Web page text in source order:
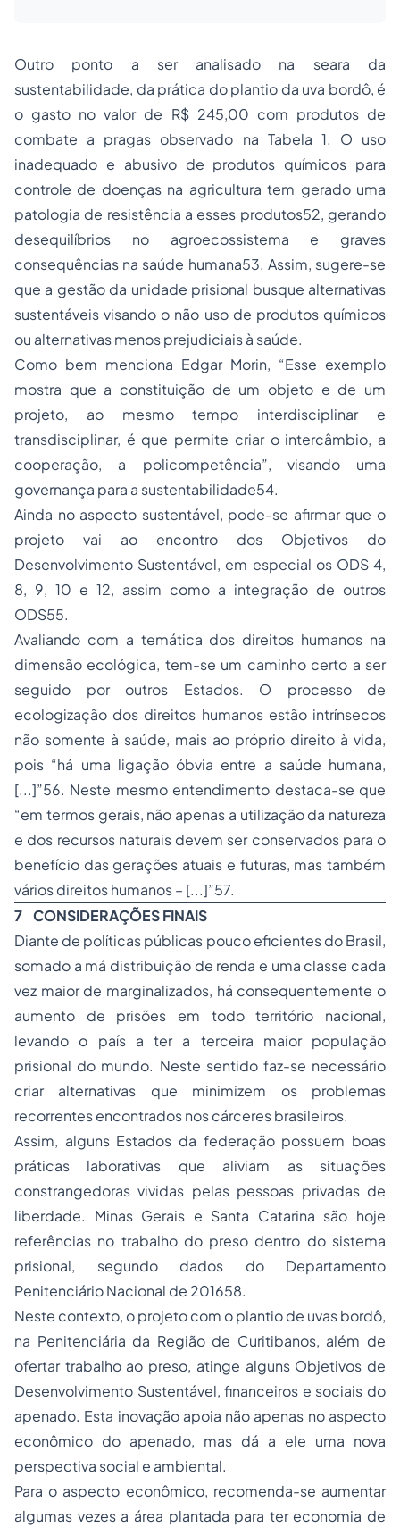
Outro ponto a ser analisado na seara da
sustentabilidade, da prática do plantio da uva bordô, é
o gasto no valor de R$ 245,00 com produtos de
combate a pragas observado na Tabela 1. O uso
inadequado e abusivo de produtos químicos para
controle de doenças na agricultura tem gerado uma
patologia de resistência a esses produtos52, gerando
desequilíbrios no agroecossistema e graves
consequências na saúde humana53. Assim, sugere-se
que a gestão da unidade prisional busque alternativas
sustentáveis visando o não uso de produtos químicos
ou alternativas menos prejudiciais à saúde.
Como bem menciona Edgar Morin, “Esse exemplo
mostra que a constituição de um objeto e de um
projeto, ao mesmo tempo interdisciplinar e
transdisciplinar, é que permite criar o intercâmbio, a
cooperação, a policompetência”, visando uma
governança para a sustentabilidade54.
Ainda no aspecto sustentável, pode-se afirmar que o
projeto vai ao encontro dos Objetivos do
Desenvolvimento Sustentável, em especial os ODS 4,
8, 9, 10 e 12, assim como a integração de outros
ODS55.
Avaliando com a temática dos direitos humanos na
dimensão ecológica, tem-se um caminho certo a ser
seguido por outros Estados. O processo de
ecologização dos direitos humanos estão intrínsecos
não somente à saúde, mais ao próprio direito à vida,
pois “há uma ligação óbvia entre a saúde humana,
[...]”56. Neste mesmo entendimento destaca-se que
“em termos gerais, não apenas a utilização da natureza
e dos recursos naturais devem ser conservados para o
benefício das gerações atuais e futuras, mas também
vários direitos humanos – [...]”57.
7 CONSIDERAÇÕES FINAIS
Diante de políticas públicas pouco eficientes do Brasil,
somado a má distribuição de renda e uma classe cada
vez maior de marginalizados, há consequentemente o
aumento de prisões em todo território nacional,
levando o país a ter a terceira maior população
prisional do mundo. Neste sentido faz-se necessário
criar alternativas que minimizem os problemas
recorrentes encontrados nos cárceres brasileiros.
Assim, alguns Estados da federação possuem boas
práticas laborativas que aliviam as situações
constrangedoras vividas pelas pessoas privadas de
liberdade. Minas Gerais e Santa Catarina são hoje
referências no trabalho do preso dentro do sistema
prisional, segundo dados do Departamento
Penitenciário Nacional de 201658.
Neste contexto, o projeto com o plantio de uvas bordô,
na Penitenciária da Região de Curitibanos, além de
ofertar trabalho ao preso, atinge alguns Objetivos de
Desenvolvimento Sustentável, financeiros e sociais do
apenado. Esta inovação apoia não apenas no aspecto
econômico do apenado, mas dá a ele uma nova
perspectiva social e ambiental.
Para o aspecto econômico, recomenda-se aumentar
algumas vezes a área plantada para ter economia de